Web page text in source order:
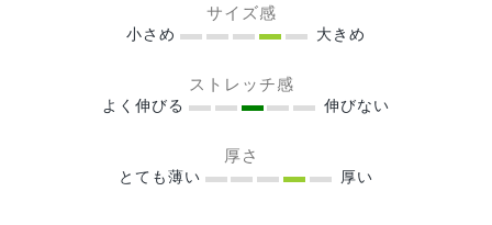
サイズ感
小さめ 大きめ
ストレッチ感
よく伸びる 伸びない
厚さ
とても薄い 厚い